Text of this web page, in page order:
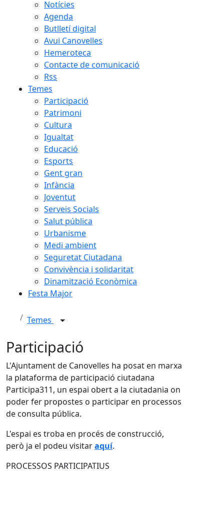
Notícies
Agenda
Butlletí digital
Avui Canovelles
Hemeroteca
Contacte de comunicació
Rss
Temes
Participació
Patrimoni
Cultura
Igualtat
Educació
Esports
Gent gran
Infància
Joventut
Serveis Socials
Salut pública
Urbanisme
Medi ambient
Seguretat Ciutadana
Convivència i solidaritat
Dinamització Econòmica
Festa Major
Temes
Participació
L'Ajuntament de Canovelles ha posat en marxa
la plataforma de participació ciutadana
Participa311, un espai obert a la ciutadania on
poder fer propostes o participar en processos
de consulta pública.
L'espai es troba en procés de construcció,
però ja el podeu visitaraquí.
PROCESSOS PARTICIPATIUS